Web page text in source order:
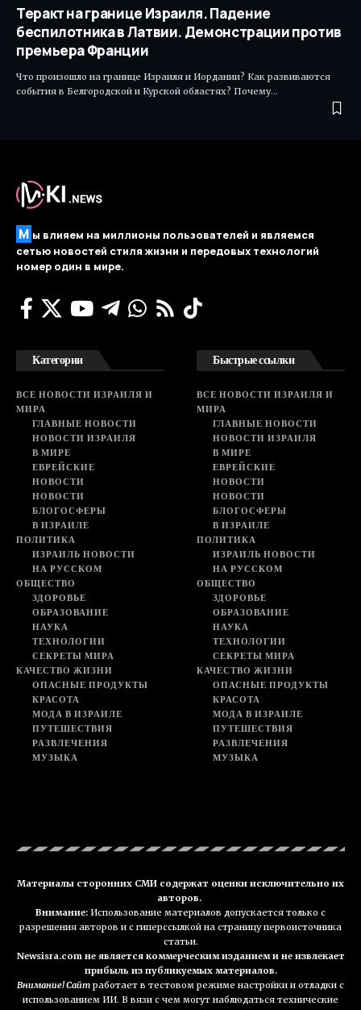
Теракт на границе Израиля. Падение
беспилотника в Латвии. Демонстрации против
премьера Франции
Что произошло на границе Израиля и Иордании? Как развиваются
события в Белгородской и Курской областях? Почему…
М ы влияем на миллионы пользователей и являемся
сетью новостей стиля жизни и передовых технологий
номер один в мире.
Категории
ВСЕ НОВОСТИ ИЗРАИЛЯ И
МИРА
ГЛАВНЫЕ НОВОСТИ
НОВОСТИ ИЗРАИЛЯ
В МИРЕ
ЕВРЕЙСКИЕ
НОВОСТИ
НОВОСТИ
БЛОГОСФЕРЫ
В ИЗРАИЛЕ
ПОЛИТИКА
ИЗРАИЛЬ НОВОСТИ
НА РУССКОМ
ОБЩЕСТВО
ЗДОРОВЬЕ
ОБРАЗОВАНИЕ
НАУКА
ТЕХНОЛОГИИ
СЕКРЕТЫ МИРА
КАЧЕСТВО ЖИЗНИ
ОПАСНЫЕ ПРОДУКТЫ
КРАСОТА
МОДА В ИЗРАИЛЕ
ПУТЕШЕСТВИЯ
РАЗВЛЕЧЕНИЯ
МУЗЫКА
Быстрые ссылки
ВСЕ НОВОСТИ ИЗРАИЛЯ И
МИРА
ГЛАВНЫЕ НОВОСТИ
НОВОСТИ ИЗРАИЛЯ
В МИРЕ
ЕВРЕЙСКИЕ
НОВОСТИ
НОВОСТИ
БЛОГОСФЕРЫ
В ИЗРАИЛЕ
ПОЛИТИКА
ИЗРАИЛЬ НОВОСТИ
НА РУССКОМ
ОБЩЕСТВО
ЗДОРОВЬЕ
ОБРАЗОВАНИЕ
НАУКА
ТЕХНОЛОГИИ
СЕКРЕТЫ МИРА
КАЧЕСТВО ЖИЗНИ
ОПАСНЫЕ ПРОДУКТЫ
КРАСОТА
МОДА В ИЗРАИЛЕ
ПУТЕШЕСТВИЯ
РАЗВЛЕЧЕНИЯ
МУЗЫКА
Материалы сторонних СМИ содержат оценки исключительно их
авторов.
Внимание: Использование материалов допускается только с
разрешения авторов и с гиперссылкой на страницу первоисточника
статьи.
Newsisra.com не является коммерческим изданием и не извлекает
прибыль из публикуемых материалов.
Внимание! Сайт работает в тестовом режиме настройки и отладки с
использованием ИИ. В вязи с чем могут наблюдаться технические